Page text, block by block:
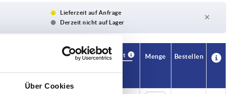
Über Cookies
Lieferzeit auf Anfrage
Derzeit nicht auf Lager
CAD
Verfügbarkeit
Menge Bestellen